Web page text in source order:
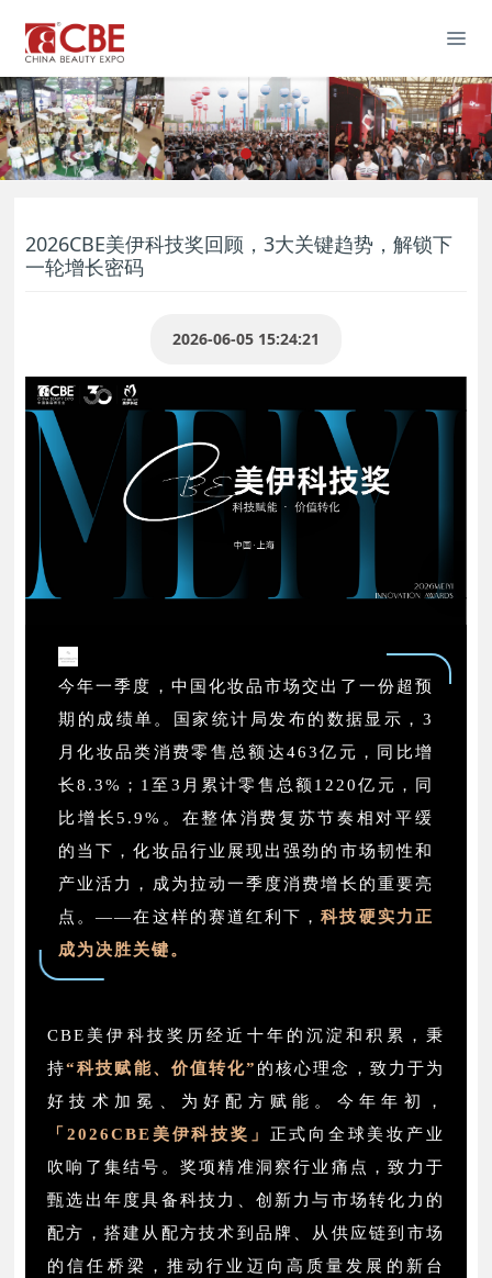
2026CBE美伊科技奖回顾，3大关键趋势，解锁下
一轮增长密码
2026-06-05 15:24:21
今年一季度，中国化妆品市场交出了一份超预
期的成绩单。国家统计局发布的数据显示，3
月化妆品类消费零售总额达463亿元，同比增
长8.3%；1至3月累计零售总额1220亿元，同
比增长5.9%。在整体消费复苏节奏相对平缓
的当下，化妆品行业展现出强劲的市场韧性和
产业活力，成为拉动一季度消费增长的重要亮
点。——在这样的赛道红利下，科技硬实力正
成为决胜关键。
CBE美伊科技奖历经近十年的沉淀和积累，秉
持“科技赋能、价值转化” 的核心理念，致力于为
好技术加冕、为好配方赋能。今年年初，
「2026CBE美伊科技奖」 正式向全球美妆产业
吹响了集结号。奖项精准洞察行业痛点，致力于
甄选出年度具备科技力、创新力与市场转化力 的
配方，搭建从配方技术到品牌、从供应链到市场
的信任桥梁，推动行业迈向高质量发展的新台